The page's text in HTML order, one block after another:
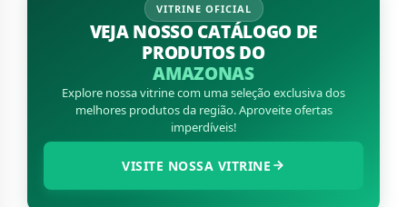
VITRINE OFICIAL
VEJA NOSSO CATÁLOGO DE
PRODUTOS DO
AMAZONAS
Explore nossa vitrine com uma seleção exclusiva dos
melhores produtos da região. Aproveite ofertas
imperdíveis!
VISITE NOSSA VITRINE